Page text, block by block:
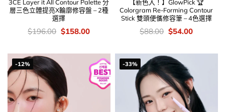
3CE Layer it All Contour Palette 分
層三色立體提亮X輪廓修容盤 – 2種
選擇
價
錢：
$196.00 Original
price
$196.00.
$158.00Current
$158.00.
【新色入！】GlowPick 🏆
Colorgram Re-Forming Contour
Stick 雙頭便儶修容筆 – 4色選擇
價
錢：
$88.00 Original
price
$88.00.
$54.00Current
$54.00.
-12% -33%